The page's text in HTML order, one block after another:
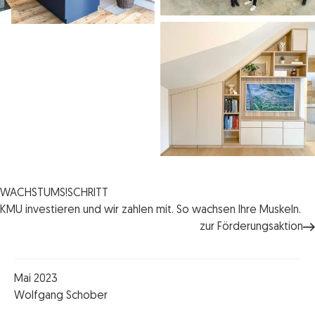
WACHSTUMS!SCHRITT
KMU investieren und wir zahlen mit. So wachsen Ihre Muskeln.
zur Förderungsaktion
Mai 2023
Wolfgang Schober